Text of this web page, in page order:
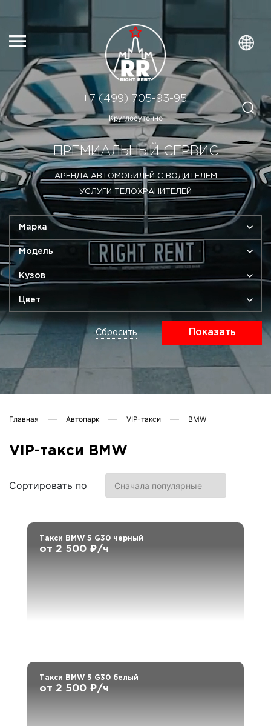
Круглосуточно
+7 (499) 705-93-95
ПРЕМИАЛЬНЫЙ СЕРВИС
АРЕНДА АВТОМОБИЛЕЙ С ВОДИТЕЛЕМ
УСЛУГИ ТЕЛОХРАНИТЕЛЕЙ
Марка
Модель
Кузов
Цвет
Сбросить Показать
Главная Автопарк VIP-такси BMW
VIP-такси BMW
Сортировать по
Такси BMW 5 G30 черный
от 2 500 ₽/ч
Такси BMW 5 G30 белый
от 2 500 ₽/ч